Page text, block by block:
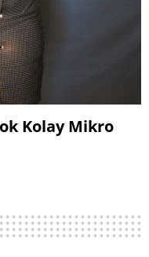
Kolay Mikro